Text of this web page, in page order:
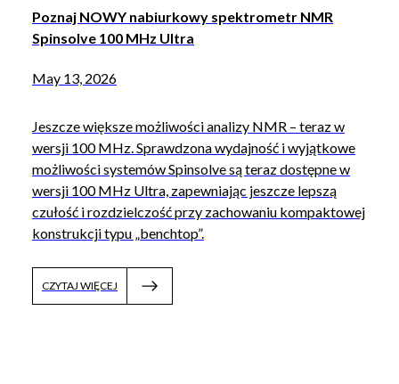
Poznaj NOWY nabiurkowy spektrometr NMR
Spinsolve 100 MHz Ultra
May 13, 2026
Jeszcze większe możliwości analizy NMR – teraz w
wersji 100 MHz. Sprawdzona wydajność i wyjątkowe
możliwości systemów Spinsolve są teraz dostępne w
wersji 100 MHz Ultra, zapewniając jeszcze lepszą
czułość i rozdzielczość przy zachowaniu kompaktowej
konstrukcji typu „benchtop”.
CZYTAJ WIĘCEJ